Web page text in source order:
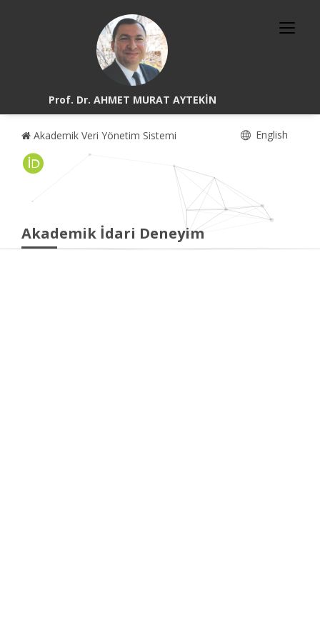
Prof. Dr. AHMET MURAT AYTEKİN
Akademik Veri Yönetim Sistemi English
Akademik İdari Deneyim